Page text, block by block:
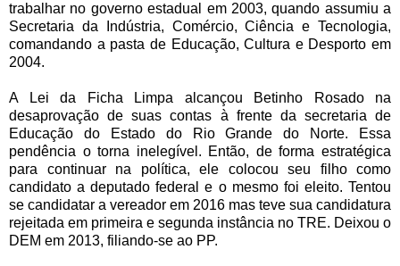
trabalhar no governo estadual em 2003, quando assumiu a
Secretaria da Indústria, Comércio, Ciência e Tecnologia,
comandando a pasta de Educação, Cultura e Desporto em
2004.
A Lei da Ficha Limpa alcançou Betinho Rosado na
desaprovação de suas contas à frente da secretaria de
Educação do Estado do Rio Grande do Norte. Essa
pendência o torna inelegível. Então, de forma estratégica
para continuar na política, ele colocou seu filho como
candidato a deputado federal e o mesmo foi eleito. Tentou
se candidatar a vereador em 2016 mas teve sua candidatura
rejeitada em primeira e segunda instância no TRE. Deixou o
DEM em 2013, filiando-se ao PP.